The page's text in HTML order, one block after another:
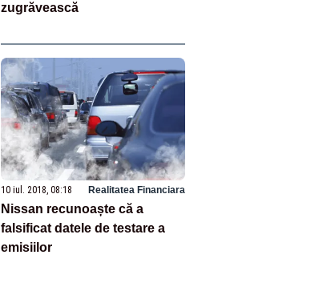
zugrăvească
10 iul. 2018, 08:18 Realitatea Financiara
Nissan recunoaște că a
falsificat datele de testare a
emisiilor